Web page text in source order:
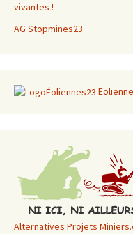
vivantes !
AG Stopmines23
Alternatives Projets